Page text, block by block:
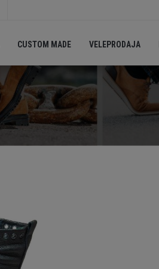
CUSTOM MADE VELEPRODAJA